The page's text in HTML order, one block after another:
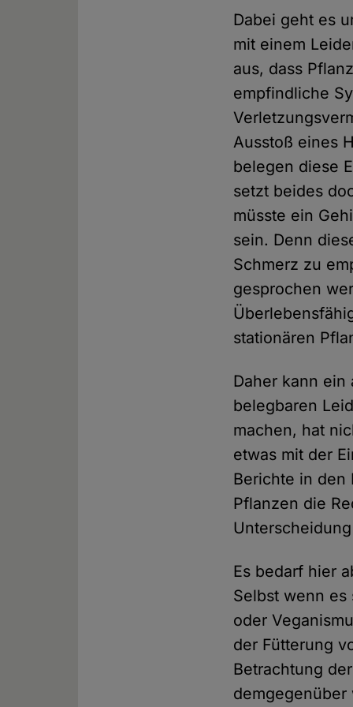
Dabei geht es
mit einem
aus, dass
empfindliche
Ausstoß eines
belegen diese
setzt beides
müsste ein
sein. Denn
Schmerz zu
gesprochen
stationären
Daher kann
belegbaren
machen, hat
etwas mit der
Berichte in den
Pflanzen die
Es bedarf hier
Selbst wenn
oder
der Fütterung
Betrachtung